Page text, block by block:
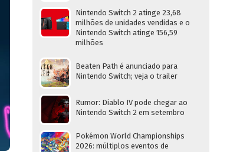
Nintendo Switch 2 atinge 23,68
milhões de unidades vendidas e o
Nintendo Switch atinge 156,59
milhões
Beaten Path é anunciado para
Nintendo Switch; veja o trailer
Rumor: Diablo IV pode chegar ao
Nintendo Switch 2 em setembro
Pokémon World Championships
2026: múltiplos eventos de